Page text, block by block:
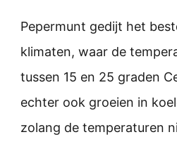
Pepermunt gedijt het
klimaten, waar de
tussen 15 en 25 graden
echter ook groeien in
zolang de temperaturen